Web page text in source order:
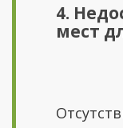
4.
мест